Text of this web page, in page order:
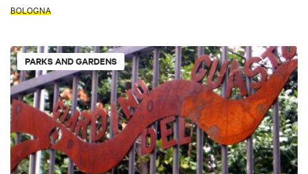
BOLOGNA
PARKS AND GARDENS